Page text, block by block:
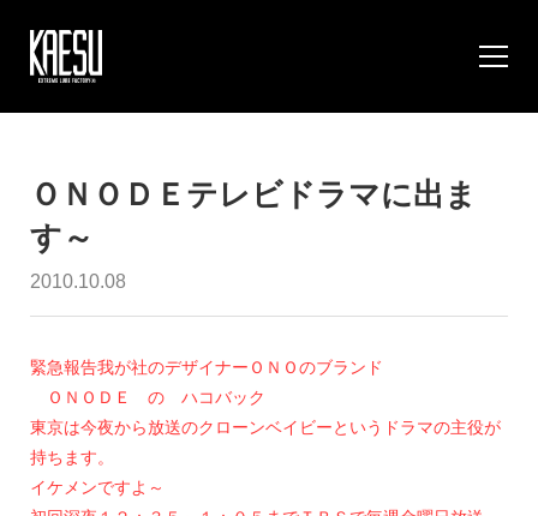
ＯＮＯＤＥテレビドラマに出ま
す～
2010.10.08
緊急報告我が社のデザイナーＯＮＯのブランド
ＯＮＯＤＥ の ハコバック
東京は今夜から放送のクローンベイビーというドラマの主役が
持ちます。
イケメンですよ～